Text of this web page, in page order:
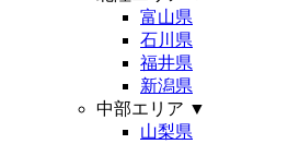
富山県
石川県
福井県
新潟県
中部エリア ▼
山梨県